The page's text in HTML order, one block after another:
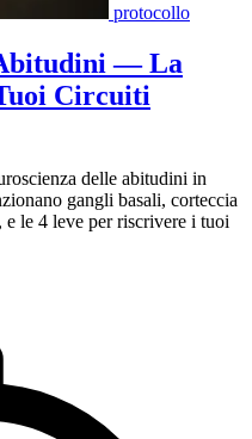
protocollo
— La
Circuiti
delle abitudini in
gangli basali, corteccia
e le 4 leve per riscrivere i tuoi